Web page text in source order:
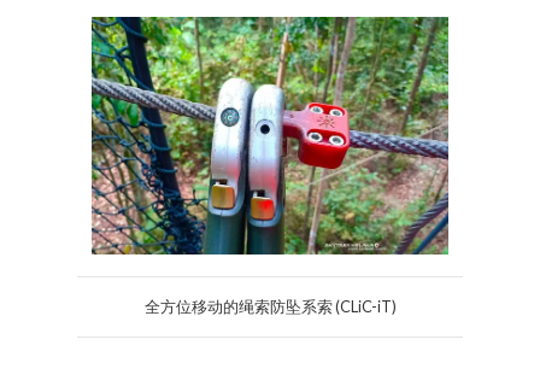
全方位移动的绳索防坠系索 (CLiC-iT)